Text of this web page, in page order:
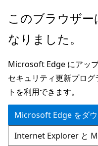
メ
ン
ン
テ
ン
ツ
に
ス
このブラウザー
なりました。
Microsoft Edge にアッ
セキュリティ更新プロ
トを利用できます。
Microsoft Edge をダ
Internet Explorer と